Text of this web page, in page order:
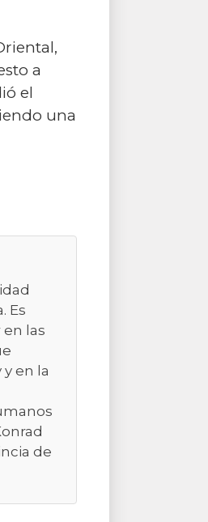
a
el
una
Es
las
en la
de